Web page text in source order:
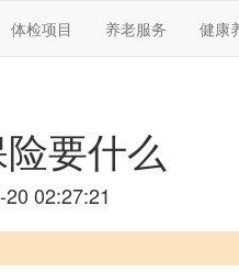
体检项目 养老服务 健康
要什么
02:27:21